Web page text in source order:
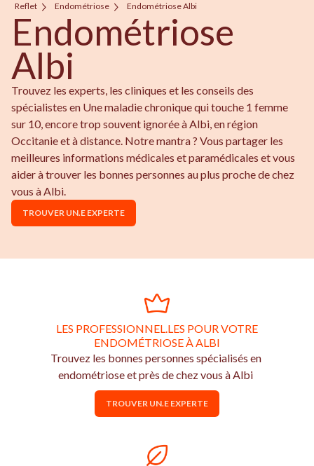
Reflet Endométriose Endométriose Albi
Endométriose
Albi
Trouvez les experts, les cliniques et les conseils des
spécialistes en Une maladie chronique qui touche 1 femme
sur 10, encore trop souvent ignorée à Albi, en région
Occitanie et à distance. Notre mantra ? Vous partager les
meilleures informations médicales et paramédicales et vous
aider à trouver les bonnes personnes au plus proche de chez
vous à Albi.
TROUVER UN.E EXPERTE
LES PROFESSIONNEL.LES POUR VOTRE
ENDOMÉTRIOSE À ALBI
Trouvez les bonnes personnes spécialisés en
endométriose et près de chez vous à Albi
TROUVER UN.E EXPERTE